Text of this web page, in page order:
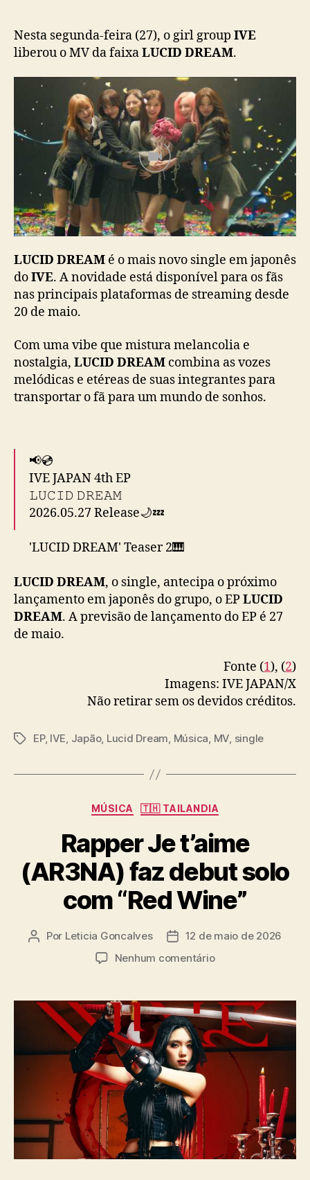
V
E
i
b
e
r
M
d
e
o
o
s
i
e
m
j
Nesta segunda-feira (27), o girl group IVE
liberou o MV da faixaLUCID DREAM.
LUCID DREAM é o mais novo single em japonês
doIVE. A novidade está disponível para os fãs
nas principais plataformas de streaming desde
20 de maio.
Com uma vibe que mistura melancolia e
nostalgia, LUCID DREAM combina as vozes
melódicas e etéreas de suas integrantes para
transportar o fã para um mundo de sonhos.
📢💿
IVE JAPAN 4th EP
𝙻𝚄𝙲𝙸𝙳 𝙳𝚁𝙴𝙰𝙼
2026.05.27 Release🌙💤
'LUCID DREAM' Teaser 2🎹
#IVE_LUCIDDREAM#LUCIDDREAM
pic.twitter.com/MVn4xyq4Oj
— IVE OFFICIAL JP (@IVEstarship_JP)
LUCID DREAM, o single, antecipa o próximo
lançamento em japonês do grupo, o EPLUCID
DREAM. A previsão de lançamento do EP é 27
de maio.
Fonte (1), (2)
Imagens: IVE JAPAN/X
Não retirar sem os devidos créditos.
T
EP, IVE, Japão, Lucid Dream, Música, MV, single
C
t
e
g
o
r
i
MÚSICA 🇹🇭 TAILANDIA
Rapper Je t’aime
(AR3NA) faz debut solo
com “Red Wine”
A
r
o
Por Leticia Goncalves
D
d
e
p
u
b
l
i
c
a
ç
ã
12 de maio de 2026
Nenhum comentárioe
a
p
p
e
i